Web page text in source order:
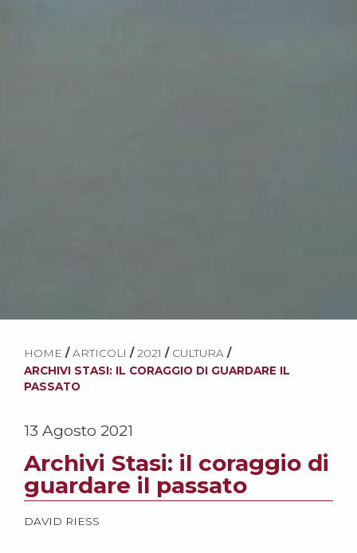
HOME / ARTICOLI / 2021 / CULTURA /
ARCHIVI STASI: IL CORAGGIO DI GUARDARE IL
PASSATO
13 Agosto 2021
Archivi Stasi: il coraggio di
guardare il passato
DAVID RIESS